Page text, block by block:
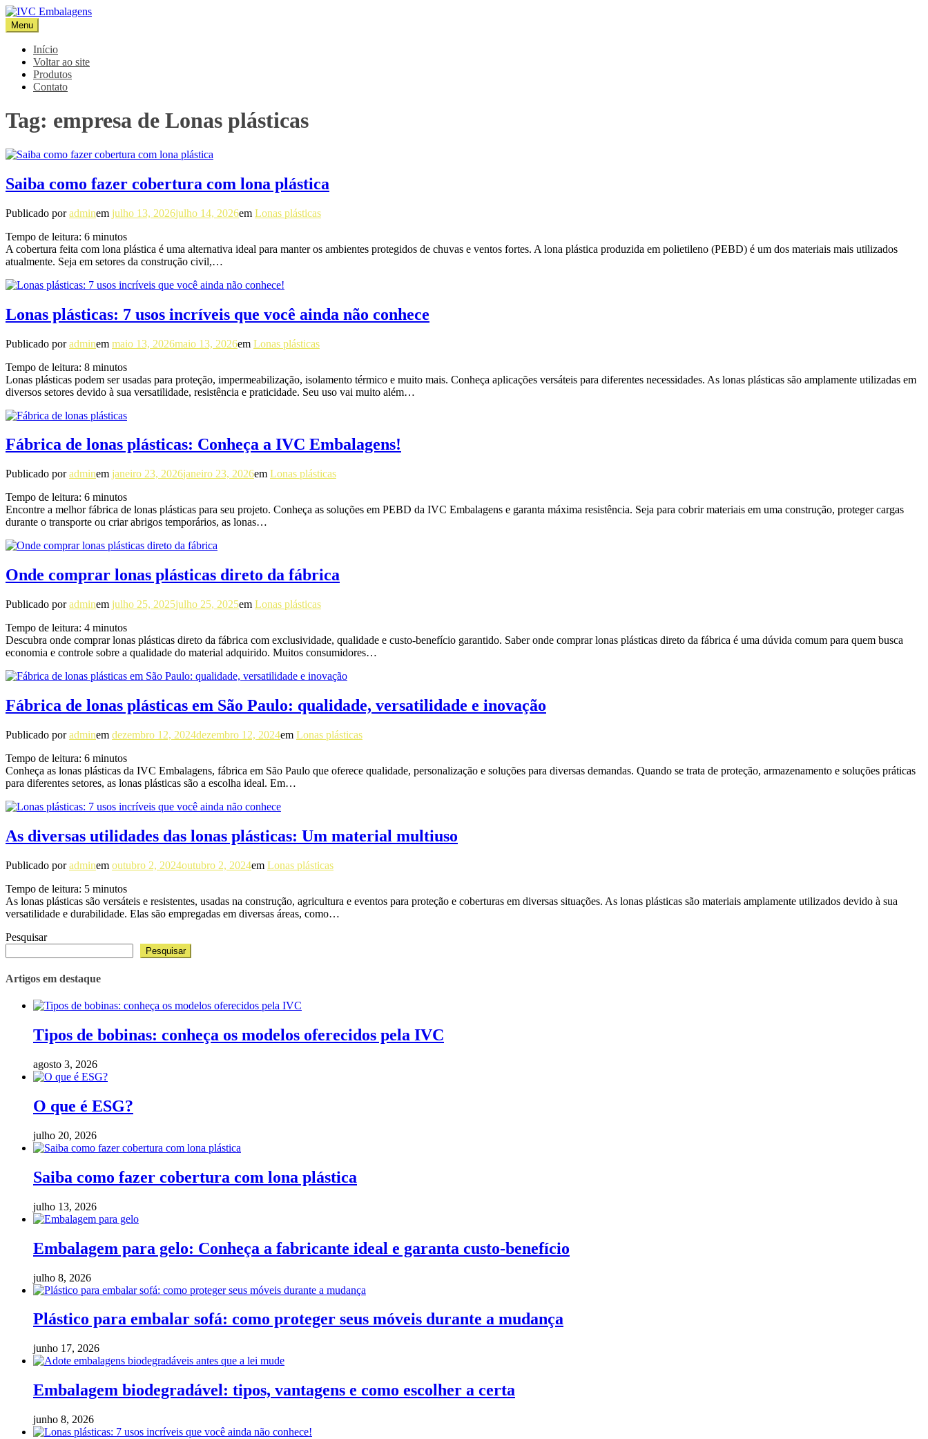
Pular
para
o
conteúdo
IVC Embalagens
Blog IVC
Menu
Início
Voltar ao site
Produtos
Contato
Tag: empresa de Lonas plásticas
Saiba como fazer cobertura com lona plástica
Publicado poradminem julho 13, 2026julho 14, 2026em Lonas plásticas
Tempo de leitura: 6 minutos
A cobertura feita com lona plástica é uma alternativa ideal para manter os ambientes protegidos de chuvas e ventos fortes. A lona plástica produzida em polietileno (PEBD) é um dos materiais mais utilizados
atualmente. Seja em setores da construção civil,…
Lonas plásticas: 7 usos incríveis que você ainda não conhece
Publicado poradminem maio 13, 2026maio 13, 2026em Lonas plásticas
Tempo de leitura: 8 minutos
Lonas plásticas podem ser usadas para proteção, impermeabilização, isolamento térmico e muito mais. Conheça aplicações versáteis para diferentes necessidades. As lonas plásticas são amplamente utilizadas em
diversos setores devido à sua versatilidade, resistência e praticidade. Seu uso vai muito além…
Fábrica de lonas plásticas: Conheça a IVC Embalagens!
Publicado poradminem janeiro 23, 2026janeiro 23, 2026em Lonas plásticas
Tempo de leitura: 6 minutos
Encontre a melhor fábrica de lonas plásticas para seu projeto. Conheça as soluções em PEBD da IVC Embalagens e garanta máxima resistência. Seja para cobrir materiais em uma construção, proteger cargas
durante o transporte ou criar abrigos temporários, as lonas…
Onde comprar lonas plásticas direto da fábrica
Publicado poradminem julho 25, 2025julho 25, 2025em Lonas plásticas
Tempo de leitura: 4 minutos
Descubra onde comprar lonas plásticas direto da fábrica com exclusividade, qualidade e custo-benefício garantido. Saber onde comprar lonas plásticas direto da fábrica é uma dúvida comum para quem busca
economia e controle sobre a qualidade do material adquirido. Muitos consumidores…
Fábrica de lonas plásticas em São Paulo: qualidade, versatilidade e inovação
Publicado poradminem dezembro 12, 2024dezembro 12, 2024em Lonas plásticas
Tempo de leitura: 6 minutos
Conheça as lonas plásticas da IVC Embalagens, fábrica em São Paulo que oferece qualidade, personalização e soluções para diversas demandas. Quando se trata de proteção, armazenamento e soluções práticas
para diferentes setores, as lonas plásticas são a escolha ideal. Em…
As diversas utilidades das lonas plásticas: Um material multiuso
Publicado poradminem outubro 2, 2024outubro 2, 2024em Lonas plásticas
Tempo de leitura: 5 minutos
As lonas plásticas são versáteis e resistentes, usadas na construção, agricultura e eventos para proteção e coberturas em diversas situações. As lonas plásticas são materiais amplamente utilizados devido à sua
versatilidade e durabilidade. Elas são empregadas em diversas áreas, como…
Pesquisar
Pesquisar
Artigos em destaque
Tipos de bobinas: conheça os modelos oferecidos pela IVC
agosto 3, 2026
O que é ESG?
julho 20, 2026
Saiba como fazer cobertura com lona plástica
julho 13, 2026
Embalagem para gelo: Conheça a fabricante ideal e garanta custo-benefício
julho 8, 2026
Plástico para embalar sofá: como proteger seus móveis durante a mudança
junho 17, 2026
Embalagem biodegradável: tipos, vantagens e como escolher a certa
junho 8, 2026